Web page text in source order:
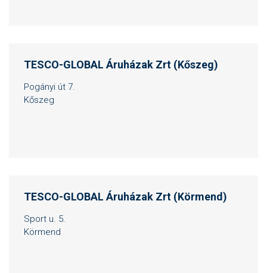
TESCO-GLOBAL Áruházak Zrt (Kőszeg)
Pogányi út 7.
Kőszeg
TESCO-GLOBAL Áruházak Zrt (Körmend)
Sport u. 5.
Körmend